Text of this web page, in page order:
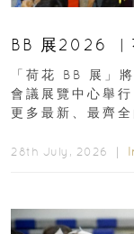
BB 展2026 ︳
「荷花 BB 展」
會議展覽中心舉
更多最新、最齊
28th July, 2026 ｜